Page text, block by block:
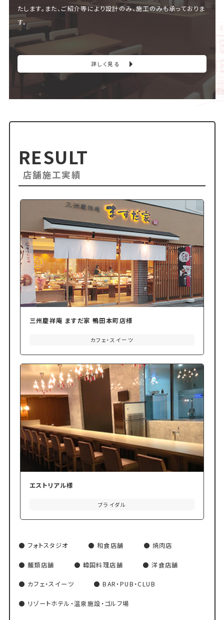
たします。また、ご紹介等により設計のみ、施工のみも承っておりま
す。
詳しく見る
RESULT
店舗施工実績
三州慶祥庵 ますだ家 鴨田本町店様
カフェ・スイーツ
エストリアル様
ブライダル
フォトスタジオ 和食店舗 焼肉店
麺類店舗 韓国料理店舗 洋食店舗
カフェ・スイーツ BAR・PUB・CLUB
リゾートホテル・温泉施設・ゴルフ場